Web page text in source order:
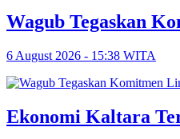
Wagub Tegaskan
6 August 2026 - 15:38 WITA
Ekonomi Kaltara